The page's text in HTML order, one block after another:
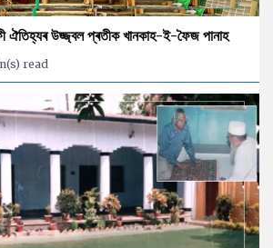
ঐতিহ্যৰ উজ্জ্বল প্ৰতীক খানকাহ-ই-ফৈজ পানাহ
read